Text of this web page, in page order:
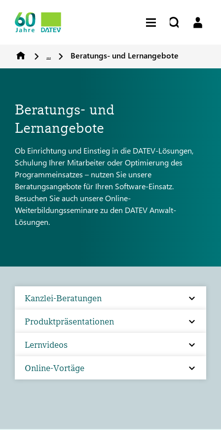
... Beratungs- und Lernangebote
Beratungs- und
Lernangebote
Ob Einrichtung und Einstieg in die DATEV-Lösungen,
Schulung Ihrer Mitarbeiter oder Optimierung des
Programmeinsatzes – nutzen Sie unsere
Beratungsangebote für Ihren Software-Einsatz.
Besuchen Sie auch unsere Online-
Weiterbildungsseminare zu den DATEV Anwalt-
Lösungen.
Kanzlei-Beratungen
Produktpräsentationen
Lernvideos
Online-Vortäge